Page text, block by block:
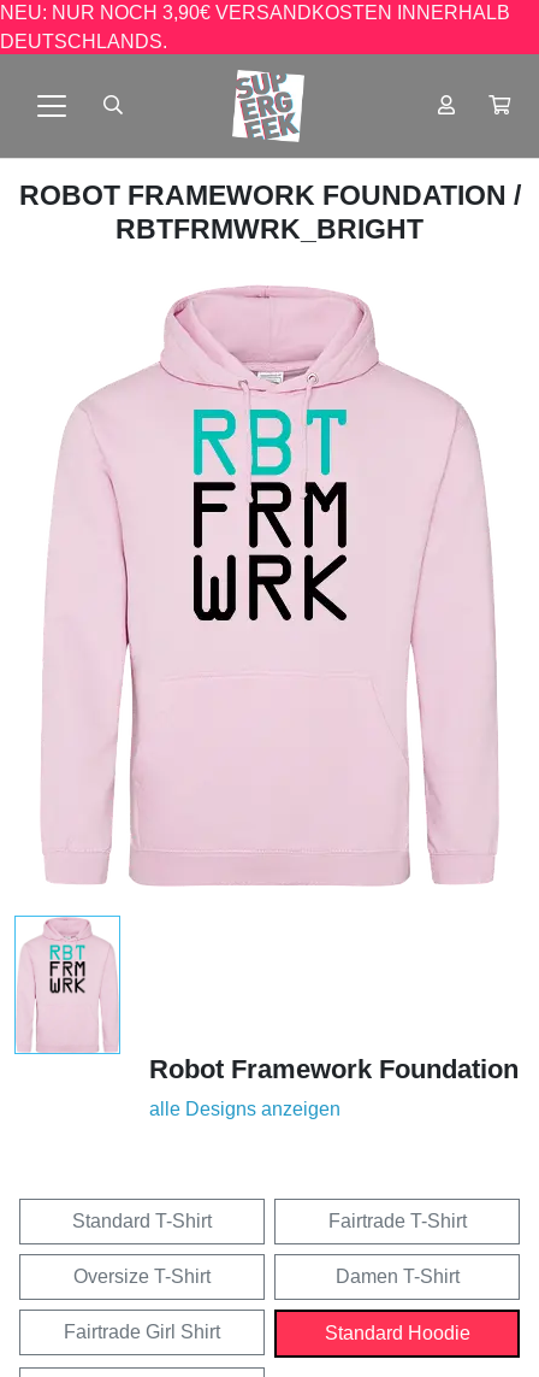
NEU: NUR NOCH 3,90€ VERSANDKOSTEN INNERHALB
DEUTSCHLANDS.
ROBOT FRAMEWORK FOUNDATION /
RBTFRMWRK_BRIGHT
Robot Framework Foundation
alle Designs anzeigen
Standard T-Shirt Fairtrade T-Shirt
Oversize T-Shirt Damen T-Shirt
Fairtrade Girl Shirt Standard Hoodie